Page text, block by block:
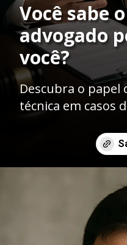
Você sabe
advogado
você?
Descubra o papel
técnica em casos
https://